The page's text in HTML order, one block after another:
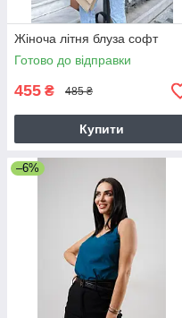
Жіноча літня блуза софт
Готово до відправки
455 ₴ 485 ₴
Купити
–6%